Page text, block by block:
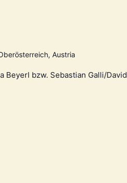
Austria
Beyerl bzw. Sebastian Galli/David